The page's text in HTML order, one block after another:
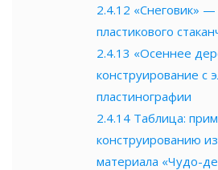
2.4.12 «Снеговик» —
пластикового
2.4.13 «Осеннее
конструирование с
пластинографии
2.4.14 Таблица:
конструированию
материала «Чудо-